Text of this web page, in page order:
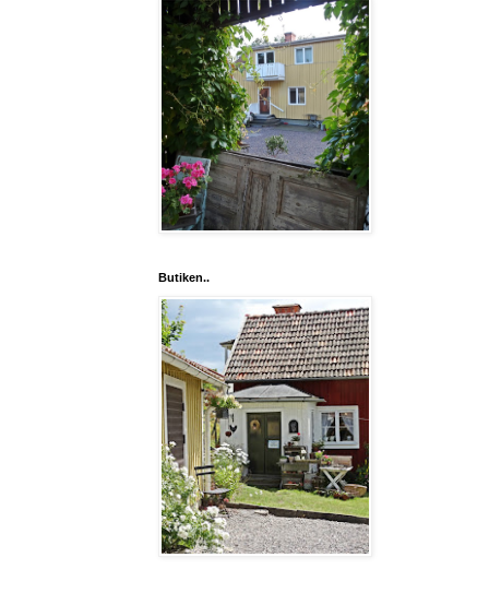
Butiken..